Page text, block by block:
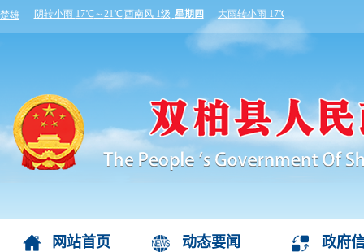
网站首页 动态要闻 政府